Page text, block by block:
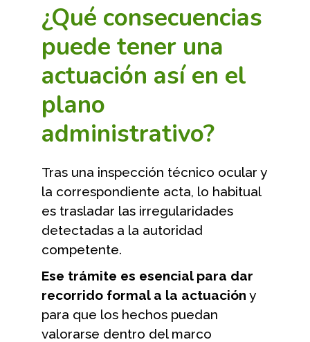
¿Qué consecuencias
puede tener una
actuación así en el
plano
administrativo?
Tras una inspección técnico ocular y
la correspondiente acta, lo habitual
es trasladar las irregularidades
detectadas a la autoridad
competente.
Ese trámite es esencial para dar
recorrido formal a la actuación y
para que los hechos puedan
valorarse dentro del marco